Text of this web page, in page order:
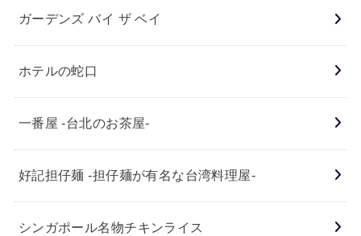
ガーデンズ バイ ザ ベイ
ホテルの蛇口
一番屋 -台北のお茶屋-
好記担仔麺 -担仔麺が有名な台湾料理屋-
シンガポール名物チキンライス